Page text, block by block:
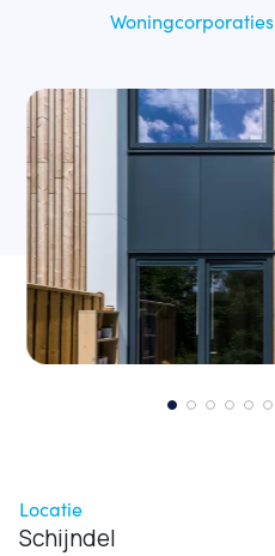
Woningcorporaties
Locatie
Schijndel